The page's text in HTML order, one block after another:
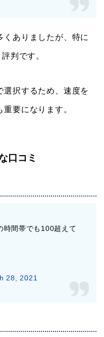
くありましたが、特に
判です。
選択するため、速度を
要になります。
口コミ
時間帯でも100超えて
28, 2021